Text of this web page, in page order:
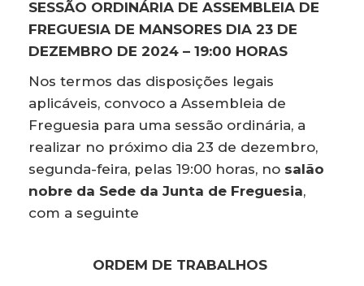
SESSÃO ORDINÁRIA DE ASSEMBLEIA DE
FREGUESIA DE MANSORES DIA 23 DE
DEZEMBRO DE 2024 – 19:00 HORAS
Nos termos das disposições legais
aplicáveis, convoco a Assembleia de
Freguesia para uma sessão ordinária, a
realizar no próximo dia 23 de dezembro,
segunda-feira, pelas 19:00 horas, no salão
nobre da Sede da Junta de Freguesia,
com a seguinte
ORDEM DE TRABALHOS